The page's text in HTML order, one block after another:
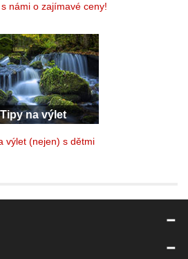
námi o zajímavé ceny!
Tipy na výlet
výlet (nejen) s dětmi